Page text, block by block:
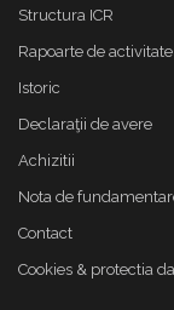
Structura ICR
Rapoarte de activitate
Istoric
Declaraţii de avere
Achizitii
Nota de
Contact
Cookies & protectia